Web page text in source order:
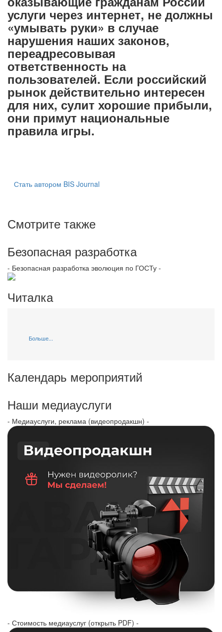
услуги через интернет, не должны
«умывать руки» в случае
нарушения наших законов,
переадресовывая
ответственность на
пользователей. Если российский
рынок действительно интересен
для них, сулит хорошие прибыли,
они примут национальные
правила игры.
Стать автором BIS Journal
Смотрите также
Безопасная разработка
- Безопасная разработка эволюция по ГОСТу -
Читалка
Больше...
Календарь мероприятий
Наши медиауслуги
- Медиауслуги, реклама (видеопродакшн) -
- Стоимость медиауслуг (открыть PDF) -